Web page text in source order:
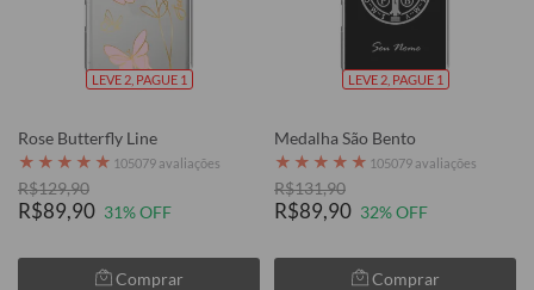
LEVE 2, PAGUE 1
Rose Butterfly Line
★ ★ ★ ★ ★ 105079 avaliações
R$129,90
R$89,90 31% OFF
Comprar
LEVE 2, PAGUE 1
Medalha São Bento
★ ★ ★ ★ ★ 105079 avaliações
R$131,90
R$89,90 32% OFF
Comprar